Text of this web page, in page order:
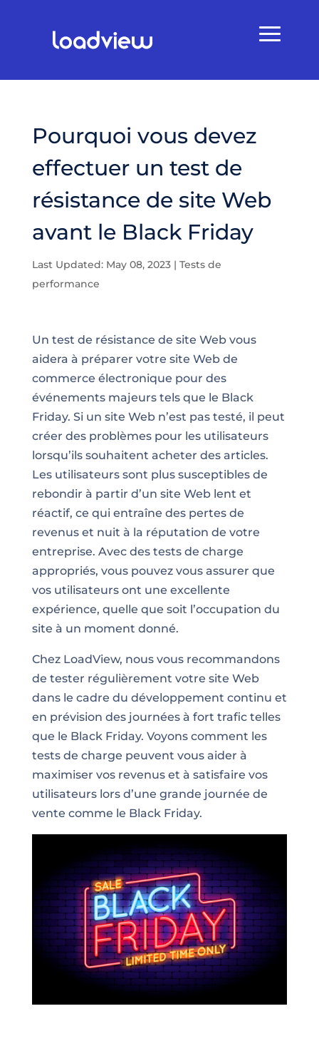
Pourquoi vous devez
effectuer un test de
résistance de site Web
avant le Black Friday
Last Updated: May 08, 2023| Tests de
performance
Un test de résistance de site Web vous
aidera à préparer votre site Web de
commerce électronique pour des
événements majeurs tels que le Black
Friday. Si un site Web n’est pas testé, il peut
créer des problèmes pour les utilisateurs
lorsqu’ils souhaitent acheter des articles.
Les utilisateurs sont plus susceptibles de
rebondir à partir d’un site Web lent et
réactif, ce qui entraîne des pertes de
revenus et nuit à la réputation de votre
entreprise. Avec des tests de charge
appropriés, vous pouvez vous assurer que
vos utilisateurs ont une excellente
expérience, quelle que soit l’occupation du
site à un moment donné.
Chez LoadView, nous vous recommandons
de tester régulièrement votre site Web
dans le cadre du développement continu et
en prévision des journées à fort trafic telles
que le Black Friday. Voyons comment les
tests de charge peuvent vous aider à
maximiser vos revenus et à satisfaire vos
utilisateurs lors d’une grande journée de
vente comme le Black Friday.